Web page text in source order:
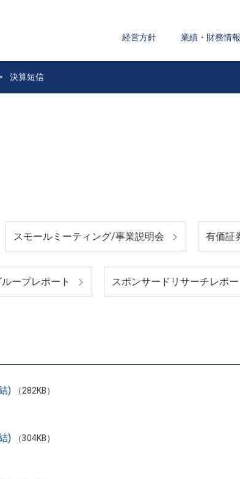
決算短信
スモールミーティング/事業説明会 有価証
ープレポート スポンサードリサーチレポー
) （282KB）
) （304KB）
経営方針 業績・財務情報